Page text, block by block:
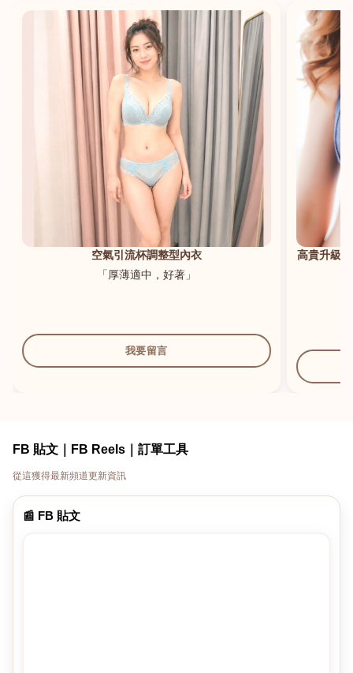
空氣引流杯調整型內衣
「厚薄適中，好著」
我要留言
高貴升級
FB 貼文｜FB Reels｜訂單工具
從這獲得最新頻道更新資訊
📰 FB 貼文
港澳中文
English